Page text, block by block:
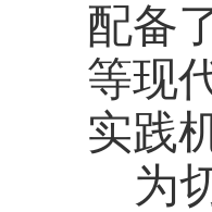
配备
等现
实践
为